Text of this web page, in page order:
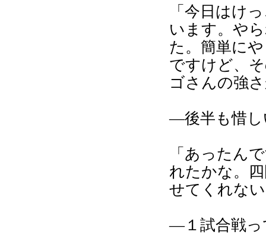
「今日はけ
います。や
た。簡単に
ですけど、
ゴさんの強
―後半も惜し
「あったん
れたかな。
せてくれな
―１試合戦っ